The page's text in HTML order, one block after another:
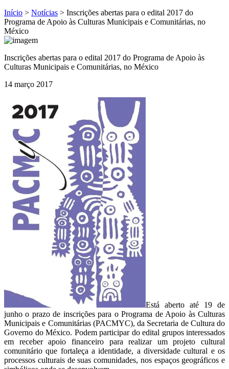
Início > Notícias > Inscrições abertas para o edital 2017 do
Programa de Apoio às Culturas Municipais e Comunitárias, no
México
Inscrições abertas para o edital 2017 do Programa de Apoio às
Culturas Municipais e Comunitárias, no México
14 março 2017
Está aberto até 19 de
junho o prazo de inscrições para o Programa de Apoio às Culturas
Municipais e Comunitárias (PACMYC), da Secretaria de Cultura do
Governo do México. Podem participar do edital grupos interessados
em receber apoio financeiro para realizar um projeto cultural
comunitário que fortaleça a identidade, a diversidade cultural e os
processos culturais de suas comunidades, nos espaços geográficos e